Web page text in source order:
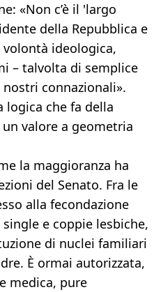
«Non c’è il 'largo
della Repubblica e
ideologica,
– talvolta di semplice
connazionali».
logica che fa della
valore a geometria
la maggioranza ha
del Senato. Fra le
alla fecondazione
e coppie lesbiche,
di nuclei familiari
È ormai autorizzata,
medica, pure